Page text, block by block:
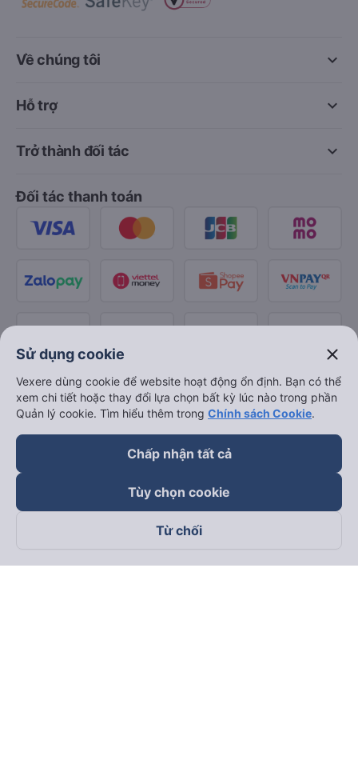
keyboard_arrow_down
Về chúng tôi
keyboard_arrow_down
Hỗ trợ
keyboard_arrow_down
Trở thành đối tác
Đối tác thanh toán
Theo dõi chúng tôi trên
Sử dụng cookie close
Vexere dùng cookie để website hoạt động ổn định. Bạn có thể
xem chi tiết hoặc thay đổi lựa chọn bất kỳ lúc nào trong phần
Quản lý cookie. Tìm hiểu thêm trong Chính sách Cookie.
Chấp nhận tất cả
Tùy chọn cookie
Từ chối